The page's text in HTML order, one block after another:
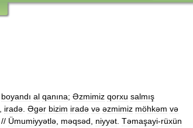
boyandı al qanına; Əzmimiz qorxu salmış
iradə Əgər bizim iradə və əzmimiz möhkəm və
. // Ümumiyyətlə məqsəd niyyət Təmaşayi-rüxün